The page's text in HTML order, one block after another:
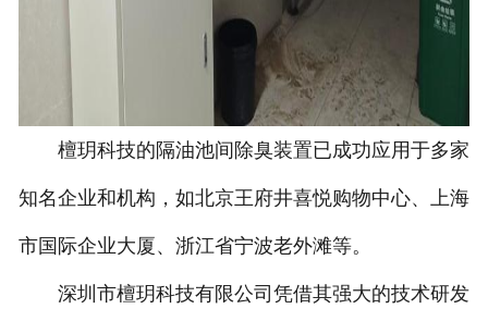
檀玥科技的隔油池间除臭装置已成功应用于多家
知名企业和机构，如北京王府井喜悦购物中心、上海
市国际企业大厦、浙江省宁波老外滩等。
深圳市檀玥科技有限公司凭借其强大的技术研发